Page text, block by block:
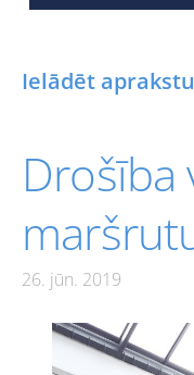
Ielādēt
Drošība
26. jūn. 2019